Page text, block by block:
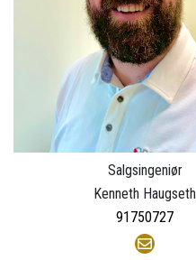
Salgsingeniør
Kenneth Haugseth
91750727